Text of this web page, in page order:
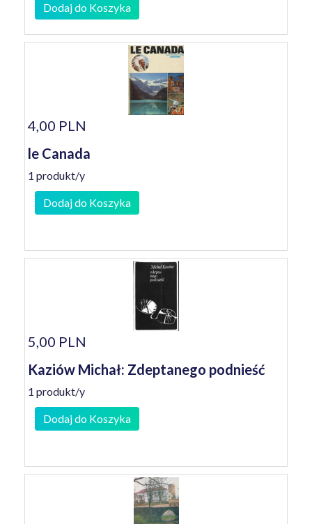
Dodaj do Koszyka
4,00 PLN
le Canada
1 produkt/y
Dodaj do Koszyka
5,00 PLN
Kaziów Michał: Zdeptanego podnieść
1 produkt/y
Dodaj do Koszyka